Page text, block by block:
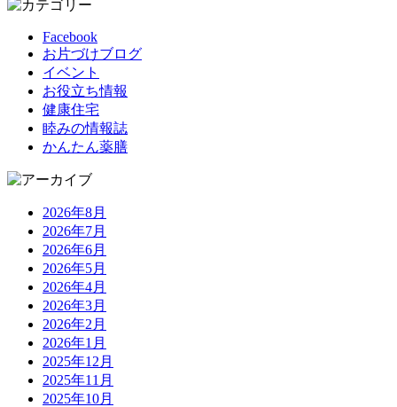
Facebook
お片づけブログ
イベント
お役立ち情報
健康住宅
睦みの情報誌
かんたん薬膳
2026年8月
2026年7月
2026年6月
2026年5月
2026年4月
2026年3月
2026年2月
2026年1月
2025年12月
2025年11月
2025年10月